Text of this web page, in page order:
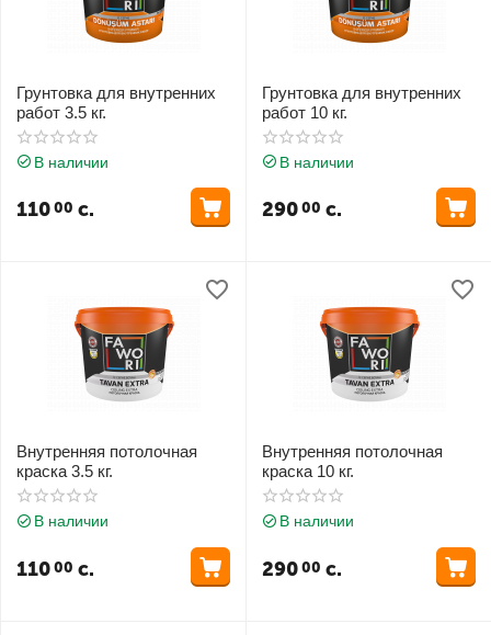
Грунтовка для внутренних
работ 3.5 кг.
В наличии
11000 с.
Грунтовка для внутренних
работ 10 кг.
В наличии
29000 с.
Внутренняя потолочная
краска 3.5 кг.
В наличии
11000 с.
Внутренняя потолочная
краска 10 кг.
В наличии
29000 с.